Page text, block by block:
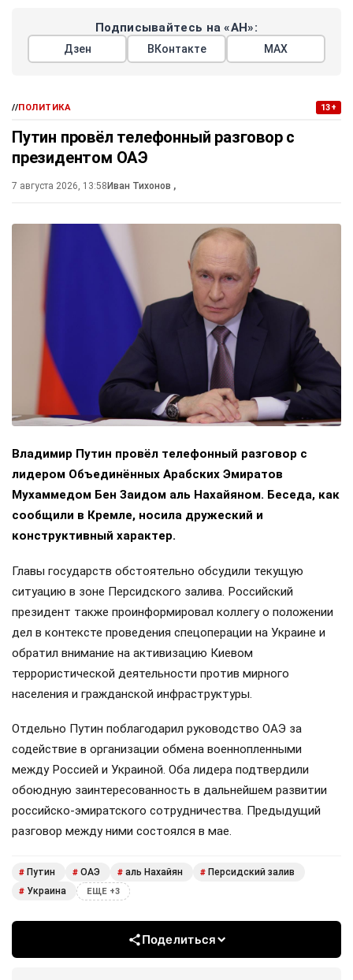
Подписывайтесь на «АН»:
Дзен ВКонтакте МАХ
//ПОЛИТИКА 13+
Путин провёл телефонный разговор с
президентом ОАЭ
7 августа 2026, 13:58Иван Тихонов ,
Владимир Путин провёл телефонный разговор с
лидером Объединённых Арабских Эмиратов
Мухаммедом Бен Заидом аль Нахайяном. Беседа, как
сообщили в Кремле, носила дружеский и
конструктивный характер.
Главы государств обстоятельно обсудили текущую
ситуацию в зоне Персидского залива. Российский
президент также проинформировал коллегу о положении
дел в контексте проведения спецоперации на Украине и
обратил внимание на активизацию Киевом
террористической деятельности против мирного
населения и гражданской инфраструктуры.
Отдельно Путин поблагодарил руководство ОАЭ за
содействие в организации обмена военнопленными
между Россией и Украиной. Оба лидера подтвердили
обоюдную заинтересованность в дальнейшем развитии
российско-эмиратского сотрудничества. Предыдущий
разговор между ними состоялся в мае.
# Путин # ОАЭ # аль Нахайян # Персидский залив
# Украина ЕЩЕ +3
Поделиться